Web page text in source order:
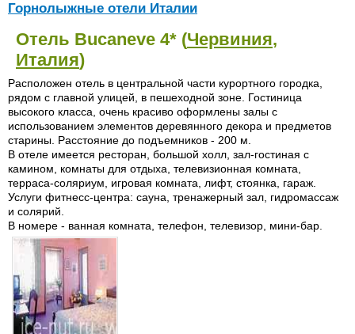
Горнолыжные отели Италии
Отель Bucaneve 4* (Червиния,
Италия)
Расположен отель в центральной части курортного городка,
рядом с главной улицей, в пешеходной зоне. Гостиница
высокого класса, очень красиво оформлены залы с
использованием элементов деревянного декора и предметов
старины. Расстояние до подъемников - 200 м.
В отеле имеется ресторан, большой холл, зал-гостиная с
камином, комнаты для отдыха, телевизионная комната,
терраса-соляриум, игровая комната, лифт, стоянка, гараж.
Услуги фитнесс-центра: сауна, тренажерный зал, гидромассаж
и солярий.
В номере - ванная комната, телефон, телевизор, мини-бар.